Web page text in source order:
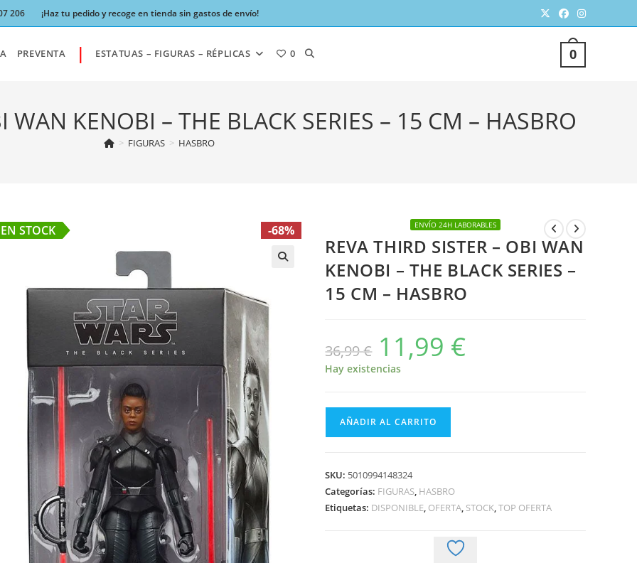
206 ¡Haz tu pedido y recoge en tienda sin gastos de envío!
0
PREVENTA | ESTATUAS – FIGURAS – RÉPLICAS 0 ALTERNAR
WAN KENOBI – THE BLACK SERIES – 15 CM – HASBRO
> FIGURAS > HASBRO
EN STOCK -68% ENVÍO 24H LABORABLES
REVA THIRD SISTER – OBI WAN
KENOBI – THE BLACK SERIES –
15 CM – HASBRO
36,99€
El
original
era:
11,99 €
Hay existencias
REVA
OBI
WAN
AÑADIR AL CARRITO
SKU: 5010994148324
Categorías: FIGURAS, HASBRO
Etiquetas: DISPONIBLE, OFERTA, STOCK,TOP OFERTA